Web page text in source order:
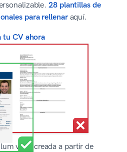
28 plantillas de
para rellenaraquí.
tu CV ahora
vitae creada a partir de